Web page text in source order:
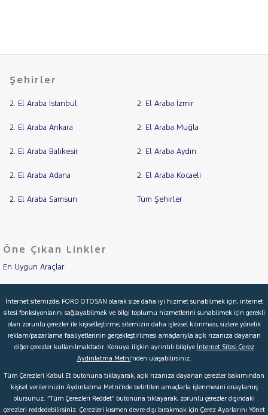
Şehirler
2. El Araba İstanbul 2. El Araba İzmir
2. El Araba Ankara 2. El Araba Muğla
2. El Araba Balıkesir 2. El Araba Aydın
2. El Araba Adana 2. El Araba Kocaeli
2. El Araba Samsun Tüm Şehirler
Öne Çıkan Linkler
En Uygun Araçlar
İkinci El Garanti
Kampanyalar
Kredi Hesaplama & Başvuru
© 2026 Ford Türkiye Ford Kurumsal Hakkımızda
İnternet sitemizde, FORD OTOSAN olarak size daha iyi hizmet sunabilmek için, internet
sitesi fonksiyonlarını sağlayabilmek ve bilgi toplumu hizmetlerini sunabilmek için gerekli
olan zorunlu çerezler ile kişiselleştirme, sitemizin daha işlevsel kılınması, sizlere yönelik
reklam/pazarlama faaliyetlerinin gerçekleştirilmesi amaçlarıyla açık rızanıza dayanan
diğer çerezler kullanılmaktadır. Konuya ilişkin ayrıntılı bilgiye İnternet Sitesi Çerez
Aydınlatma Metni’nden ulaşabilirsiniz.
Tüm Çerezleri Kabul Et butonuna tıklayarak, açık rızanıza dayanan çerezler bakımından
kişisel verilerinizin Aydınlatma Metni’nde belirtilen amaçlarla işlenmesini onaylamış
olursunuz. “Tüm Çerezleri Reddet” butonuna tıklayarak, zorunlu çerezler dışındaki
çerezleri reddedebilirsiniz. Çerezleri kısmen devre dışı bırakmak için Çerez Ayarlarını Yönet